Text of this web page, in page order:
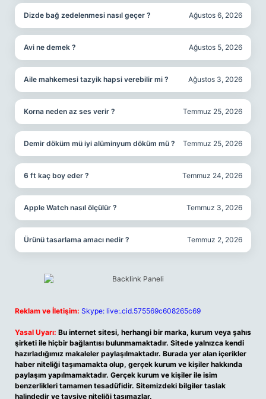
Dizde bağ zedelenmesi nasıl geçer ? Ağustos 6, 2026
Avi ne demek ? Ağustos 5, 2026
Aile mahkemesi tazyik hapsi verebilir mi ? Ağustos 3, 2026
Korna neden az ses verir ? Temmuz 25, 2026
Demir döküm mü iyi alüminyum döküm mü ? Temmuz 25, 2026
6 ft kaç boy eder ? Temmuz 24, 2026
Apple Watch nasıl ölçülür ? Temmuz 3, 2026
Ürünü tasarlama amacı nedir ? Temmuz 2, 2026
Reklam ve İletişim: Skype: live:.cid.575569c608265c69
Yasal Uyarı: Bu internet sitesi, herhangi bir marka, kurum veya şahıs
şirketi ile hiçbir bağlantısı bulunmamaktadır. Sitede yalnızca kendi
hazırladığımız makaleler paylaşılmaktadır. Burada yer alan içerikler
haber niteliği taşımamakta olup, gerçek kurum ve kişiler hakkında
paylaşım yapılmamaktadır. Gerçek kurum ve kişiler ile isim
benzerlikleri tamamen tesadüfidir. Sitemizdeki bilgiler taslak
halindedir ve tavsiye niteliği taşımazlar.